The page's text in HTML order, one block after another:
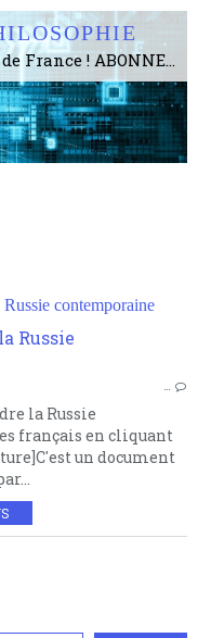
Le plus gros site de philosophie de France ! ABONNEZ-VOUS ! 4115 Articles, 1634 abonné·e·s, depuis 2006 . . . . . . . . 2 852 214 pages vues jusqu'à présent. Prestance et être apte à un plus grand nombre de choses.
contemporaine
…
la Russie
français en cliquant
un document